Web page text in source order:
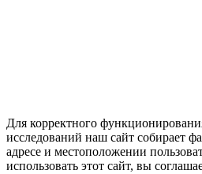
Для корректного
исследований наш сайт собирает
адресе и местоположении
использовать этот сайт, вы